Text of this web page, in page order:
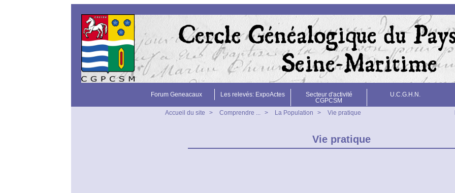
Forum Geneacaux Les relevés: ExpoActes
Secteur d'activité
CGPCSM
U.C.G.H.N.
Accueil du site > Comprendre ... > La Population > Vie pratique
Vie pratique